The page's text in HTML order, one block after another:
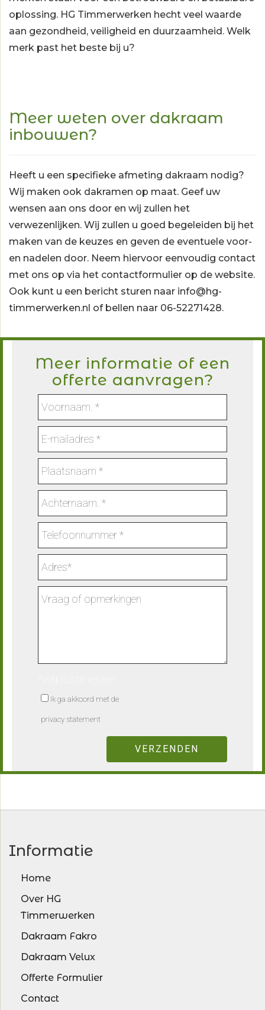
oplossing. HG Timmerwerken hecht veel waarde
aan gezondheid, veiligheid en duurzaamheid. Welk
merk past het beste bij u?
Meer weten over dakraam
inbouwen?
Heeft u een specifieke afmeting dakraam nodig?
Wij maken ook dakramen op maat. Geef uw
wensen aan ons door en wij zullen het
verwezenlijken. Wij zullen u goed begeleiden bij het
maken van de keuzes en geven de eventuele voor-
en nadelen door. Neem hiervoor eenvoudig contact
met ons op via het contactformulier op de website.
Ook kunt u een bericht sturen naar info@hg-
timmerwerken.nl of bellen naar 06-52271428.
Meer informatie of een
offerte aanvragen?
Ik ga akkoord met de
privacy statement
Informatie
Home
Over HG
Timmerwerken
Dakraam Fakro
Dakraam Velux
Offerte Formulier
Contact